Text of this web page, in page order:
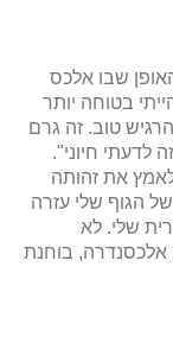
שבו אלכס
בטוחה יותר
טוב. זה גרם
לדעתי חיוני".
את זהותה
הגוף שלי עזרה
שלי. לא
אלכסנדרה, בוחנת